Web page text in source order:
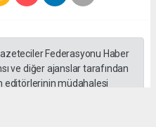
Federasyonu Haber
ve diğer ajanslar tarafından
editörlerinin müdahalesi